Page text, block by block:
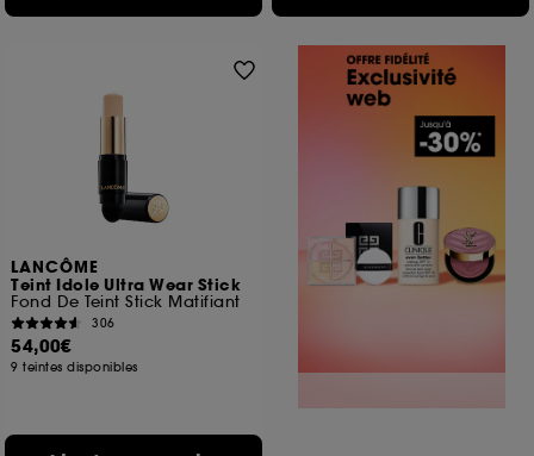
LANCÔME
Teint Idole Ultra Wear Stick
Fond De Teint Stick Matifiant
306
54,00€
9 teintes disponibles